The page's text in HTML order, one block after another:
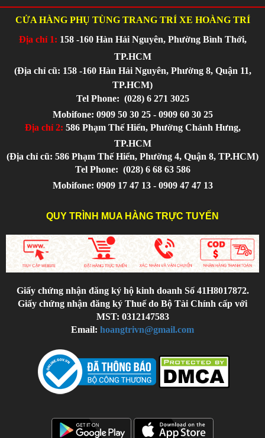
CỬA HÀNG PHỤ TÙNG TRANG TRÍ XE HOÀNG TRÍ
Địa chỉ 1: 158 -160 Hàn Hải Nguyên, Phường Bình Thới,
TP.HCM
(Địa chỉ cũ: 158 -160 Hàn Hải Nguyên, Phường 8, Quận 11,
TP.HCM)
Tel Phone: (028) 6 271 3025
Mobifone: 0909 50 30 25 - 0909 60 30 25
Địa chỉ 2: 586 Phạm Thế Hiển, Phường Chánh Hưng,
TP.HCM
(Địa chỉ cũ: 586 Phạm Thế Hiển, Phường 4, Quận 8, TP.HCM)
Tel Phone: (028) 6 68 63 586
Mobifone: 0909 17 47 13 - 0909 47 47 13
QUY TRÌNH MUA HÀNG TRỰC TUYẾN
Giấy chứng nhận đăng ký hộ kinh doanh Số 41H8017872.
Giấy chứng nhận đăng ký Thuế do Bộ Tài Chính cấp với
MST: 0312147583
Email: hoangtrivn@gmail.com